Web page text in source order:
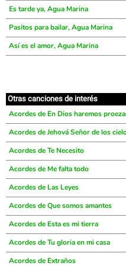
Es tarde ya, Agua Marina
Pasitos para bailar, Agua Marina
Así es el amor, Agua Marina
Otras canciones de interés
Acordes de En Dios haremos
Acordes de Jehová Señor de los
Acordes de Te Necesito
Acordes de Me falta todo
Acordes de Las Leyes
Acordes de Que somos amantes
Acordes de Esta es mi tierra
Acordes de Tu gloria en mi casa
Acordes de Extraños